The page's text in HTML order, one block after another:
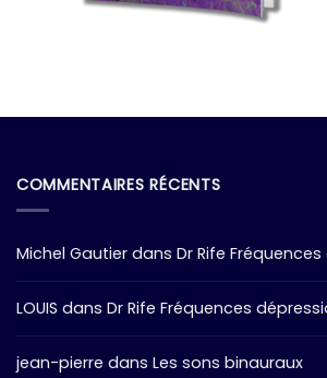
COMMENTAIRES RÉCENTS
Michel Gautier dans Dr Rife
LOUIS dans Dr Rife Fréquences
jean-pierre dans Les sons binauraux